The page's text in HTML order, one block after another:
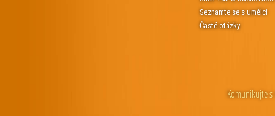
Seznamte se s umělci
Časté otázky
Komunikujte